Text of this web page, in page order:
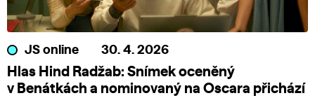
JS online 30. 4. 2026
Hlas Hind Radžab: Snímek oceněný
v Benátkách a nominovaný na Oscara přichází